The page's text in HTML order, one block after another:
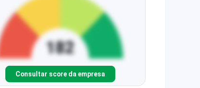
Consultar score da empresa